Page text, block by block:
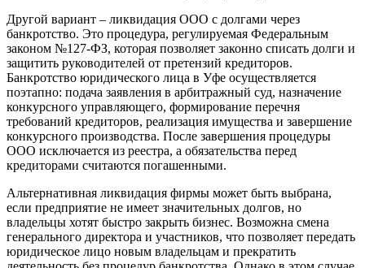
Другой вариант – ликвидация ООО с долгами через
банкротство. Это процедура, регулируемая Федеральным
законом №127-ФЗ, которая позволяет законно списать долги и
защитить руководителей от претензий кредиторов.
Банкротство юридического лица в Уфе осуществляется
поэтапно: подача заявления в арбитражный суд, назначение
конкурсного управляющего, формирование перечня
требований кредиторов, реализация имущества и завершение
конкурсного производства. После завершения процедуры
ООО исключается из реестра, а обязательства перед
кредиторами считаются погашенными.
Альтернативная ликвидация фирмы может быть выбрана,
если предприятие не имеет значительных долгов, но
владельцы хотят быстро закрыть бизнес. Возможна смена
генерального директора и участников, что позволяет передать
юридическое лицо новым владельцам и прекратить